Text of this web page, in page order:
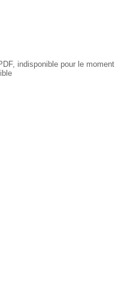
indisponible pour le moment